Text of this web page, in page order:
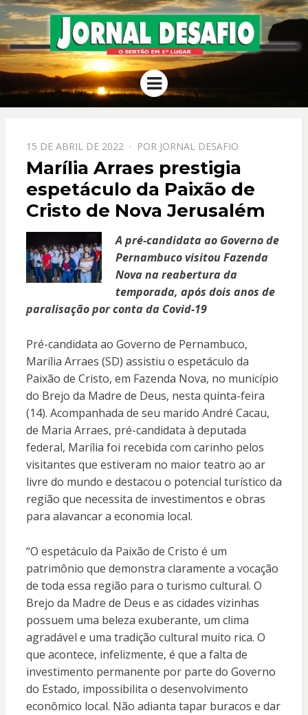
JORNAL
DESAFIO
O Sertão em 1º Lugar
Menu
PPOSTADO
EM
15 DE ABRIL DE 2022 POR JORNAL DESAFIO
Marília Arraes prestigia
espetáculo da Paixão de
Cristo de Nova Jerusalém
A pré-candidata ao Governo de
Pernambuco visitou Fazenda
Nova na reabertura da
temporada, após dois anos de
paralisação por conta da Covid-19
Pré-candidata ao Governo de Pernambuco,
Marília Arraes (SD) assistiu o espetáculo da
Paixão de Cristo, em Fazenda Nova, no município
do Brejo da Madre de Deus, nesta quinta-feira
(14). Acompanhada de seu marido André Cacau,
de Maria Arraes, pré-candidata à deputada
federal, Marília foi recebida com carinho pelos
visitantes que estiveram no maior teatro ao ar
livre do mundo e destacou o potencial turístico da
região que necessita de investimentos e obras
para alavancar a economia local.
“O espetáculo da Paixão de Cristo é um
patrimônio que demonstra claramente a vocação
de toda essa região para o turismo cultural. O
Brejo da Madre de Deus e as cidades vizinhas
possuem uma beleza exuberante, um clima
agradável e uma tradição cultural muito rica. O
que acontece, infelizmente, é que a falta de
investimento permanente por parte do Governo
do Estado, impossibilita o desenvolvimento
econômico local. Não adianta tapar buracos e dar